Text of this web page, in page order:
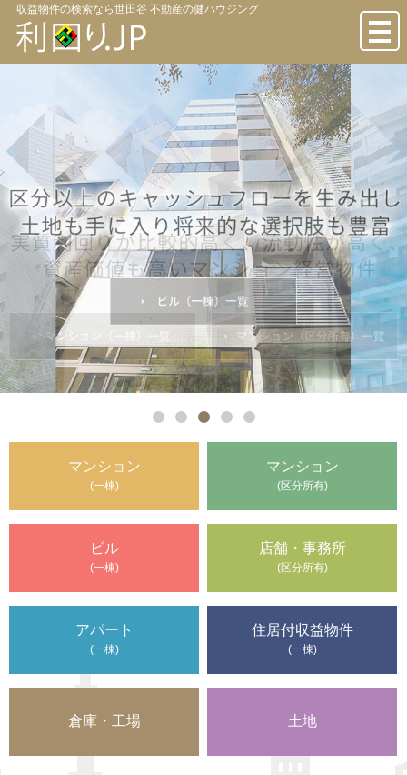
収益物件の検索なら世田谷 不動産の健ハウジング
マンション
(一棟)
マンション
(区分所有)
ビル
(一棟)
店舗・事務所
(区分所有)
アパート
(一棟)
住居付収益物件
(一棟)
倉庫・工場 土地